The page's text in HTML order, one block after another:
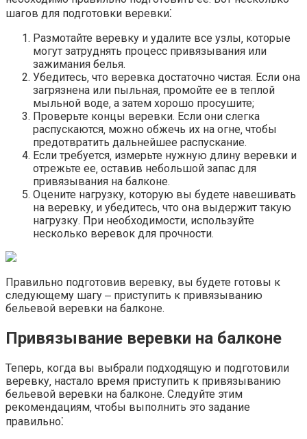
шагов для подготовки веревки⁚
Размотайте веревку и удалите все узлы‚ которые
могут затруднять процесс привязывания или
зажимания белья.​
Убедитесь‚ что веревка достаточно чистая.​ Если она
загрязнена или пыльная‚ промойте ее в теплой
мыльной воде‚ а затем хорошо просушите;
Проверьте концы веревки.​ Если они слегка
распускаются‚ можно обжечь их на огне‚ чтобы
предотвратить дальнейшее распускание.​
Если требуется‚ измерьте нужную длину веревки и
отрежьте ее‚ оставив небольшой запас для
привязывания на балконе.​
Оцените нагрузку‚ которую вы будете навешивать
на веревку‚ и убедитесь‚ что она выдержит такую
нагрузку.​ При необходимости‚ используйте
несколько веревок для прочности.
Правильно подготовив веревку‚ вы будете готовы к
следующему шагу ‒ приступить к привязыванию
бельевой веревки на балконе.​
Привязывание веревки на балконе
Теперь‚ когда вы выбрали подходящую и подготовили
веревку‚ настало время приступить к привязыванию
бельевой веревки на балконе.​ Следуйте этим
рекомендациям‚ чтобы выполнить это задание
правильно⁚